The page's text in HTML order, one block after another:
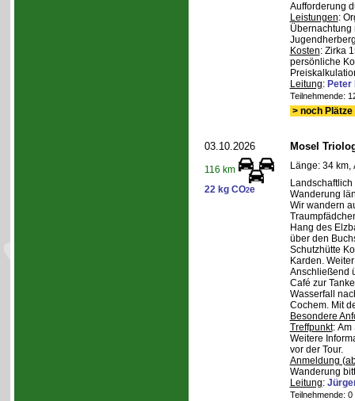
Aufforderung
Leistungen:
Übernachtung
Kosten: Zirka
persönliche
Leitung: Peter
Teilnehmende:
> noch
03.10.2026
116 km
22 kg CO2e
Mosel
Länge: 34 km,
Wanderung
Wir wandern
Hang des
über den
Schutzhütte
Karden.
Anschließend
Café zur
Wasserfall
Cochem. Mit
Besondere
Treffpunkt: Am
Weitere
vor der Tour.
Anmeldung
Wanderung
Leitung:
Teilnehmende: